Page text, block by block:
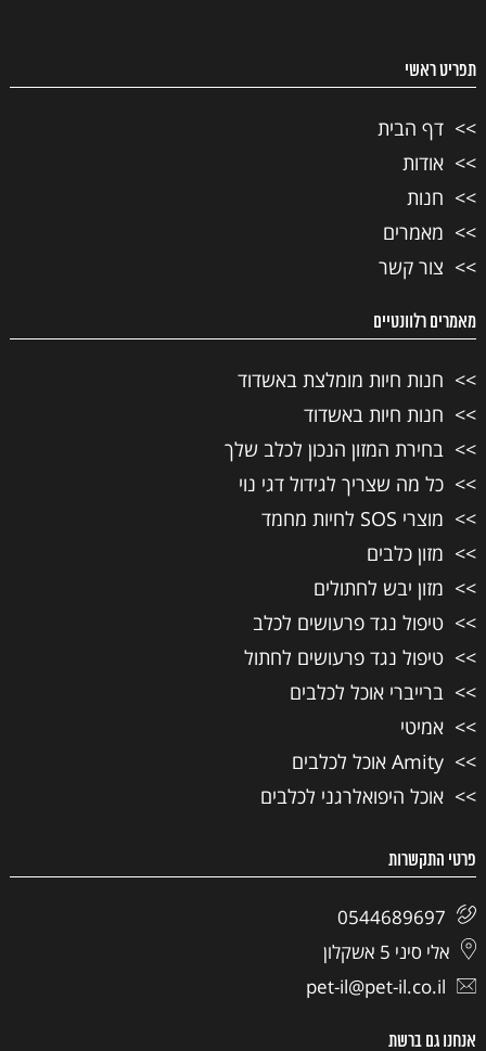
תפריט ראשי
דף הבית
אודות
חנות
מאמרים
צור קשר
מאמרים רלוונטיים
חנות חיות מומלצת באשדוד
חנות חיות באשדוד
בחירת המזון הנכון לכלב שלך
כל מה שצריך לגידול דגי נוי
מוצרי SOS לחיות מחמד
מזון כלבים
מזון יבש לחתולים
טיפול נגד פרעושים לכלב
טיפול נגד פרעושים לחתול
ברייברי אוכל לכלבים
אמיטי
Amity אוכל לכלבים
אוכל היפואלרגני לכלבים
פרטי התקשרות
0544689697
אלי סיני 5 אשקלון
pet-il@pet-il.co.il
אנחנו גם ברשת